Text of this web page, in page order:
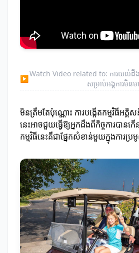
▶
Watch Video related to: ការយល់ដឹង
សម្រាប់អង្គការមិន
មិនត្រឹមតែប៉ុណ្ណោះ ការបង្កើតកម្មវិធីអគ្
នេះអាចជួយធ្វើឱ្យអ្នកដឹងពីកិច្ចការបានក
កម្មវិធីនេះគឺជាផ្នែកសំខាន់មួយក្នុងការប្រ